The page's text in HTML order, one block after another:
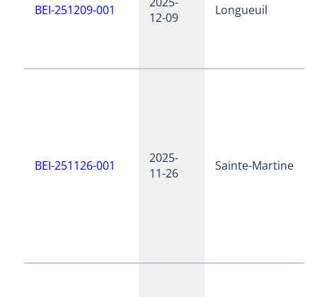
BEI-251209-001
12-09
Longueuil
BEI-251126-001
2025-
11-26
Sainte-Martine